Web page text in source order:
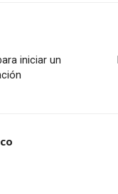
iniciar un